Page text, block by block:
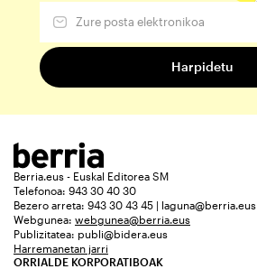
Berria.eus - Euskal Editorea SM
Telefonoa: 943 30 40 30
Bezero arreta: 943 30 43 45 | laguna@berria.eus
Webgunea: webgunea@berria.eus
Publizitatea: publi@bidera.eus
Harremanetan jarri
ORRIALDE KORPORATIBOAK